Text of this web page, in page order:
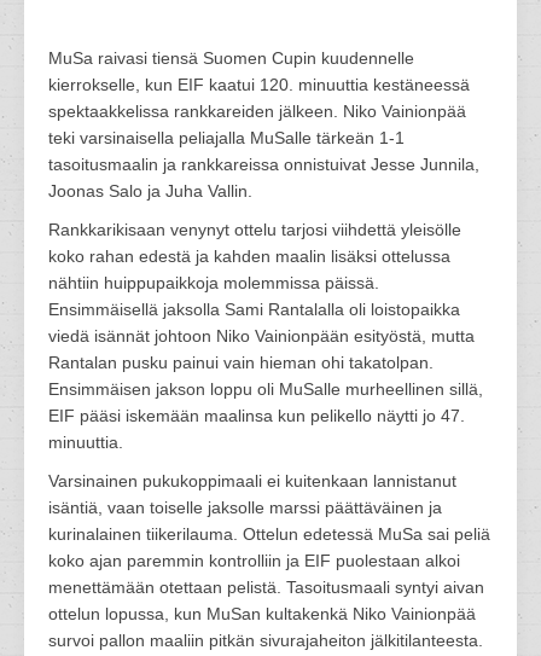
MuSa raivasi tiensä Suomen Cupin kuudennelle
kierrokselle, kun EIF kaatui 120. minuuttia kestäneessä
spektaakkelissa rankkareiden jälkeen. Niko Vainionpää
teki varsinaisella peliajalla MuSalle tärkeän 1-1
tasoitusmaalin ja rankkareissa onnistuivat Jesse Junnila,
Joonas Salo ja Juha Vallin.
Rankkarikisaan venynyt ottelu tarjosi viihdettä yleisölle
koko rahan edestä ja kahden maalin lisäksi ottelussa
nähtiin huippupaikkoja molemmissa päissä.
Ensimmäisellä jaksolla Sami Rantalalla oli loistopaikka
viedä isännät johtoon Niko Vainionpään esityöstä, mutta
Rantalan pusku painui vain hieman ohi takatolpan.
Ensimmäisen jakson loppu oli MuSalle murheellinen sillä,
EIF pääsi iskemään maalinsa kun pelikello näytti jo 47.
minuuttia.
Varsinainen pukukoppimaali ei kuitenkaan lannistanut
isäntiä, vaan toiselle jaksolle marssi päättäväinen ja
kurinalainen tiikerilauma. Ottelun edetessä MuSa sai peliä
koko ajan paremmin kontrolliin ja EIF puolestaan alkoi
menettämään otettaan pelistä. Tasoitusmaali syntyi aivan
ottelun lopussa, kun MuSan kultakenkä Niko Vainionpää
survoi pallon maaliin pitkän sivurajaheiton jälkitilanteesta.